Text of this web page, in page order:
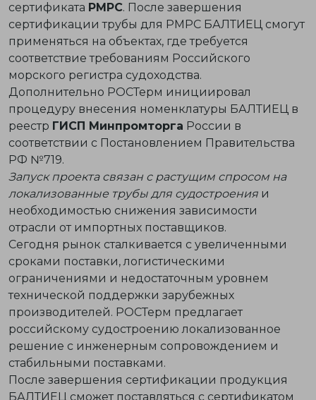
сертификата РМРС. После завершения
сертификации трубы для РМРС БАЛТИЕЦ смогут
применяться на объектах, где требуется
соответствие требованиям Российского
морского регистра судоходства.
Дополнительно РОСТерм инициировал
процедуру внесения номенклатуры БАЛТИЕЦ в
реестр ГИСП Минпромторга России в
соответствии с Постановлением Правительства
РФ №719.
Запуск проекта связан с растущим спросом на
локализованные трубы для судостроения и
необходимостью снижения зависимости
отрасли от импортных поставщиков.
Сегодня рынок сталкивается с увеличенными
сроками поставки, логистическими
ограничениями и недостаточным уровнем
технической поддержки зарубежных
производителей. РОСТерм предлагает
российскому судостроению локализованное
решение с инженерным сопровождением и
стабильными поставками.
После завершения сертификации продукция
БАЛТИЕЦ сможет поставляться с сертификатом